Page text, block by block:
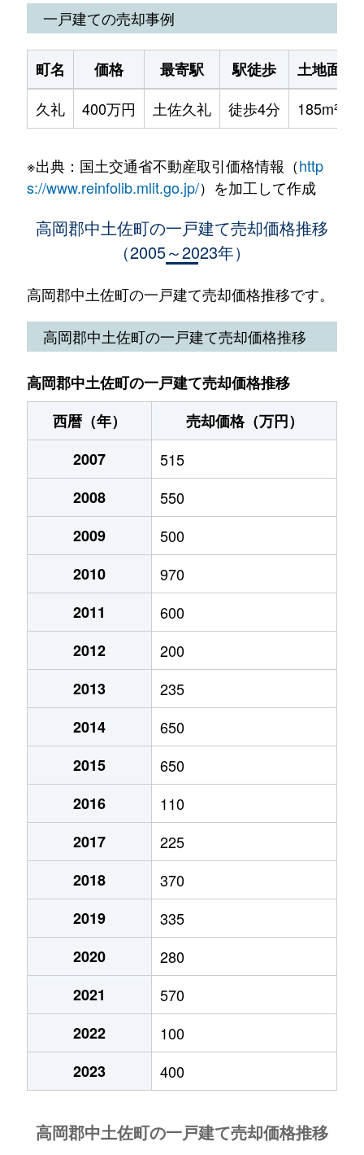
一戸建ての売却事例
町名 価格 最寄駅 駅徒歩
土地面積
久礼
400万円 土佐久礼 徒歩4分 185m²
※出典：国土交通省不動産取引価格情報（http
s://www.reinfolib.mlit.go.jp/）を加工して作成
高岡郡中土佐町の一戸建て売却価格推移
（2005～2023年）
高岡郡中土佐町の一戸建て売却価格推移です。
高岡郡中土佐町の一戸建て売却価格推移
高岡郡中土佐町の一戸建て売却価格推移
西暦（年）
売却価格（万円）
2007
515
2008
550
2009
500
2010
970
2011
600
2012
200
2013
235
2014
650
2015
650
2016
110
2017
225
2018
370
2019
335
2020
280
2021
570
2022
100
2023
400